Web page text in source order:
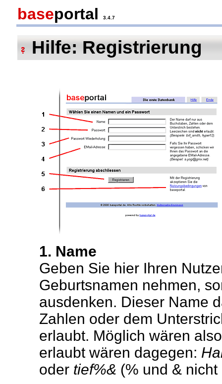
baseportal 3.4.7
Hilfe: Registrierung
1. Name
Geben Sie hier Ihren
Geburtsnamen nehmen,
ausdenken. Dieser Name
Zahlen oder dem
erlaubt. Möglich wären
erlaubt wären dagegen:
oder tief%& (% und & nicht